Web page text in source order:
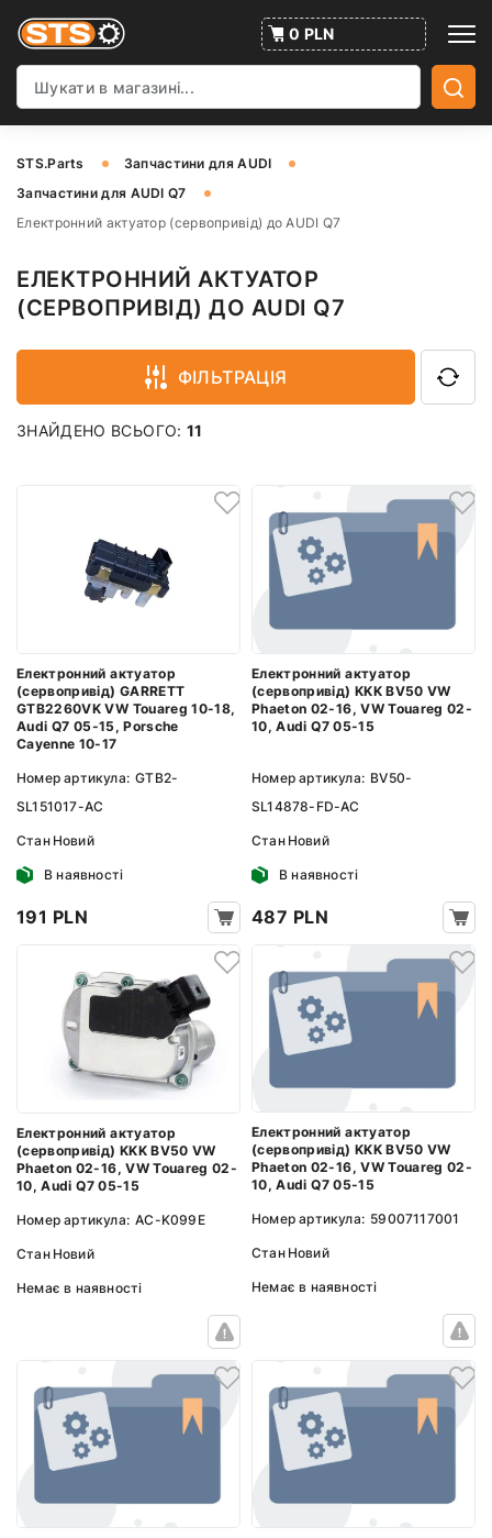
0 PLN
STS.Parts
Запчастини для AUDI
Запчастини для AUDI Q7
Електронний актуатор (сервопривід) до AUDI Q7
ЕЛЕКТРОННИЙ АКТУАТОР
(СЕРВОПРИВІД) ДО AUDI Q7
ФІЛЬТРАЦІЯ
ЗНАЙДЕНО ВСЬОГО: 11
Електронний актуатор
(сервопривід) GARRETT
GTB2260VK VW Touareg 10-18,
Audi Q7 05-15, Porsche
Cayenne 10-17
Номер артикула: GTB2-
SL151017-AC
Стан Новий
В наявності
191 PLN
Електронний актуатор
(сервопривід) KKK BV50 VW
Phaeton 02-16, VW Touareg 02-
10, Audi Q7 05-15
Номер артикула: BV50-
SL14878-FD-AC
Стан Новий
В наявності
487 PLN
Електронний актуатор
(сервопривід) KKK BV50 VW
Phaeton 02-16, VW Touareg 02-
10, Audi Q7 05-15
Номер артикула: AC-K099E
Стан Новий
Немає в наявності
Електронний актуатор
(сервопривід) KKK BV50 VW
Phaeton 02-16, VW Touareg 02-
10, Audi Q7 05-15
Номер артикула: 59007117001
Стан Новий
Немає в наявності